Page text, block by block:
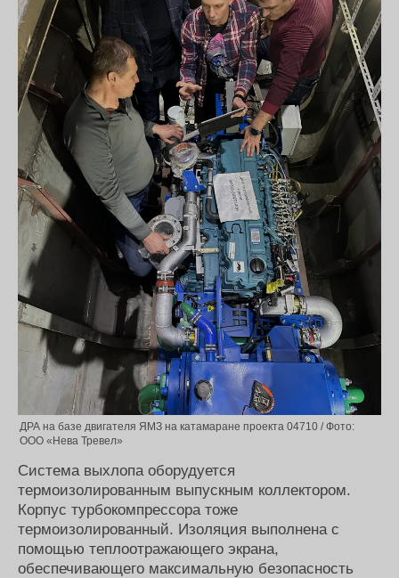
ДРА на базе двигателя ЯМЗ на катамаране проекта 04710 / Фото:
ООО «Нева Тревел»
Система выхлопа оборудуется
термоизолированным выпускным коллектором.
Корпус турбокомпрессора тоже
термоизолированный. Изоляция выполнена с
помощью теплоотражающего экрана,
обеспечивающего максимальную безопасность